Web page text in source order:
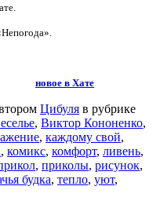
новое в Хате
Цибуля в рубрике
, Виктор Кононенко,
, каждому свой,
, комикс, комфорт, ливень,
, приколы, рисунок,
будка, тепло, уют,